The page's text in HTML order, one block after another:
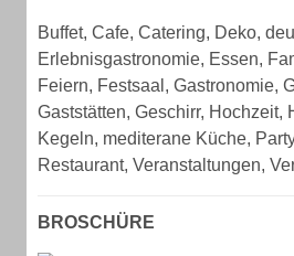
Buffet, Cafe, Catering, Deko,
Erlebnisgastronomie, Essen,
Feiern, Festsaal, Gastronomie,
Gaststätten, Geschirr, Hochzeit,
Kegeln, mediterane Küche,
Restaurant, Veranstaltungen,
BROSCHÜRE